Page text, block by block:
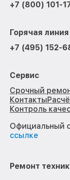
+7 (800) 101-
Горячая линия
+7 (495) 152-
Сервис
Срочный
Контакты
Контроль
Официальный
ссылке
Ремонт